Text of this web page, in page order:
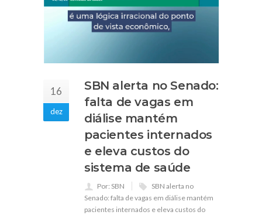
16
dez
SBN alerta no Senado:
falta de vagas em
diálise mantém
pacientes internados
e eleva custos do
sistema de saúde
Por: SBN
SBN alerta no
Senado: falta de vagas em diálise mantém
pacientes internados e eleva custos do